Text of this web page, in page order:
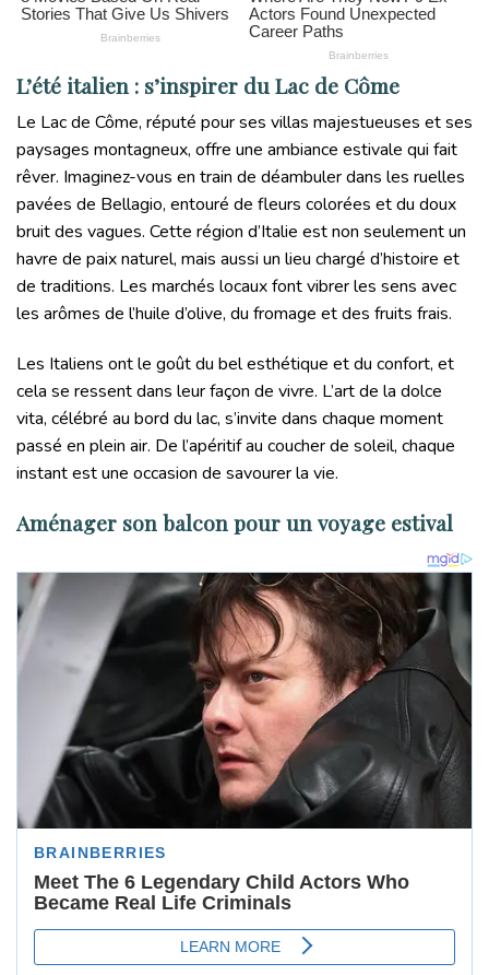
L’été italien : s’inspirer du Lac de Côme
Le Lac de Côme, réputé pour ses villas majestueuses et ses
paysages montagneux, offre une ambiance estivale qui fait
rêver. Imaginez-vous en train de déambuler dans les ruelles
pavées de Bellagio, entouré de fleurs colorées et du doux
bruit des vagues. Cette région d’Italie est non seulement un
havre de paix naturel, mais aussi un lieu chargé d’histoire et
de traditions. Les marchés locaux font vibrer les sens avec
les arômes de l’huile d’olive, du fromage et des fruits frais.
Les Italiens ont le goût du bel esthétique et du confort, et
cela se ressent dans leur façon de vivre. L’art de la dolce
vita, célébré au bord du lac, s’invite dans chaque moment
passé en plein air. De l’apéritif au coucher de soleil, chaque
instant est une occasion de savourer la vie.
Aménager son balcon pour un voyage estival